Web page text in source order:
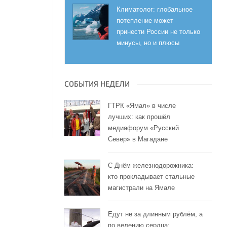
Климатолог: глобальное
потепление может
принести России не только
минусы, но и плюсы
СОБЫТИЯ НЕДЕЛИ
ГТРК «Ямал» в числе
лучших: как прошёл
медиафорум «Русский
Север» в Магадане
С Днём железнодорожника:
кто прокладывает стальные
магистрали на Ямале
Едут не за длинным рублём, а
по велению сердца: